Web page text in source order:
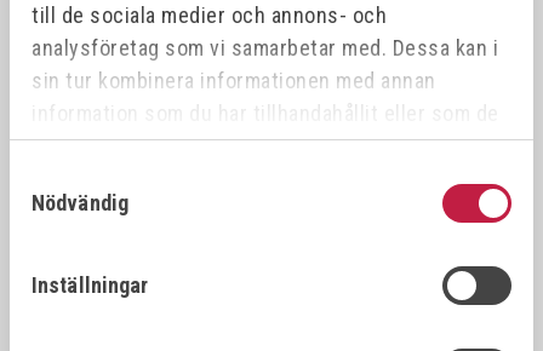
till de sociala medier och annons- och
analysföretag som vi samarbetar med. Dessa kan i
sin tur kombinera informationen med annan
information som du har tillhandahållit eller som de
har samlat in när du har använt deras tjänster.
Nödvändig
Inställningar
MOBILEGO
3 495,00 kr